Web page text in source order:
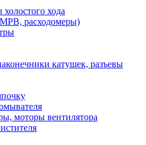
хода
расходомеры)
катушек, разъевы
моторы вентилятора